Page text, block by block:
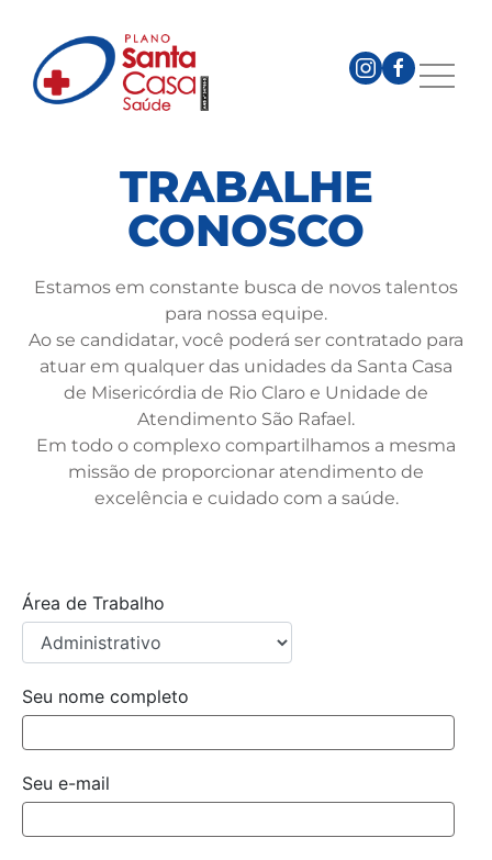
TRABALHE
CONOSCO
Estamos em constante busca de novos talentos
para nossa equipe.
Ao se candidatar, você poderá ser contratado para
atuar em qualquer das unidades da Santa Casa
de Misericórdia de Rio Claro e Unidade de
Atendimento São Rafael.
Em todo o complexo compartilhamos a mesma
missão de proporcionar atendimento de
excelência e cuidado com a saúde.
Área de Trabalho
Seu nome completo
Seu e-mail